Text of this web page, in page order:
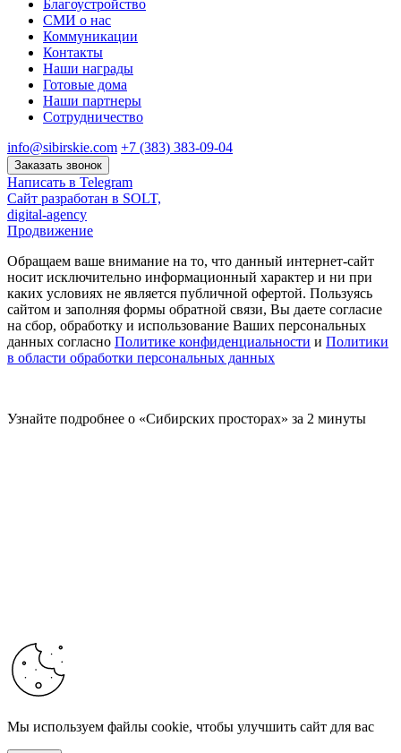
Благоустройство
СМИ о нас
Коммуникации
Контакты
Наши награды
Готовые дома
Наши партнеры
Сотрудничество
info@sibirskie.com +7 (383) 383-09-04
Заказать звонок
Написать в Telegram
Сайт разработан в SOLT,
digital-agency
Продвижение
Обращаем ваше внимание на то, что данный интернет-сайт
носит исключительно информационный характер и ни при
каких условиях не является публичной офертой. Пользуясь
сайтом и заполняя формы обратной связи, Вы даете согласие
на сбор, обработку и использование Ваших персональных
данных согласно Политике конфиденциальности и Политики
в области обработки персональных данных
Узнайте подробнее о «Сибирских просторах» за 2 минуты
Мы используем файлы cookie, чтобы улучшить сайт для вас